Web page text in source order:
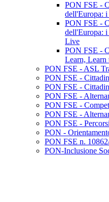
PON FSE -
dell'Europa:
PON FSE -
dell'Europa:
Live
PON FSE -
Learn,
PON FSE - ASL
PON FSE -
PON FSE -
PON FSE -
PON FSE -
PON FSE -
PON FSE -
PON -
PON FSE n.
PON-Inclusione